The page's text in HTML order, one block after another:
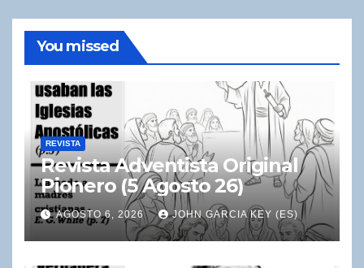
You missed
REVISTA
Revista Adventista Original
Pionero (5 Agosto 26)
AGOSTO 6, 2026 JOHN GARCIA KEY (ES)